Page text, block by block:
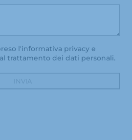
l'informativa privacy e
trattamento dei dati personali.